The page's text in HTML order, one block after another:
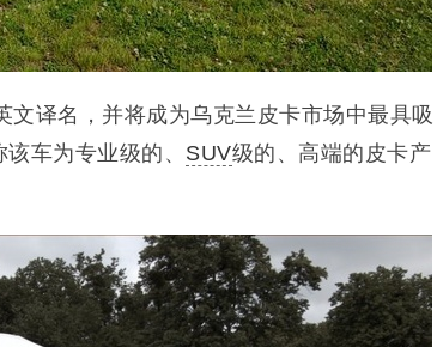
文译名，并将成为乌克兰皮卡市场中最具吸
车为专业级的、 SUV级的、高端的皮卡产